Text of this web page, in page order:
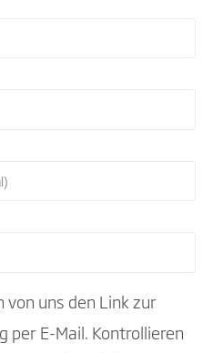
von uns den Link zur
per E-Mail. Kontrollieren